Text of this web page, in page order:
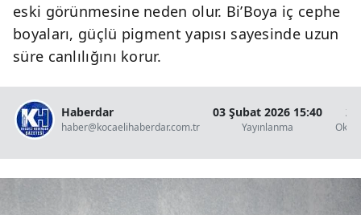
eski görünmesine neden olur. Bi’Boya iç cephe
boyaları, güçlü pigment yapısı sayesinde uzun
süre canlılığını korur.
Haberdar
haber@kocaelihaberdar.com.tr
03 Şubat 2026 15:40
Yayınlanma
2